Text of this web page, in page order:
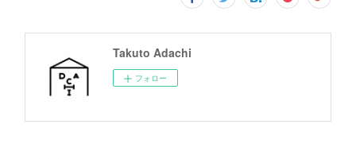
Takuto Adachi
フォロー